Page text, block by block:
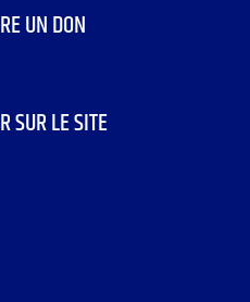
UN DON
SUR LE SITE